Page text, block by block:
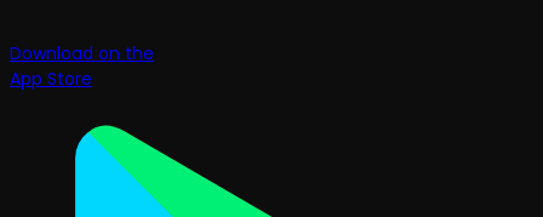
Download on the
App Store